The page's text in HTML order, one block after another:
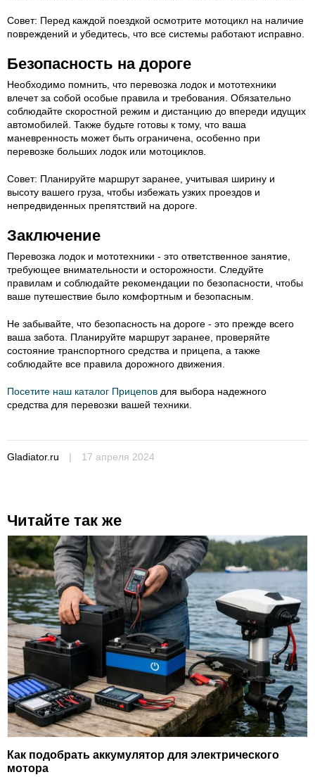
Совет: Перед каждой поездкой осмотрите мотоцикл на наличие
повреждений и убедитесь, что все системы работают исправно.
Безопасность на дороге
Необходимо помнить, что перевозка лодок и мототехники
влечет за собой особые правила и требования. Обязательно
соблюдайте скоростной режим и дистанцию до впереди идущих
автомобилей. Также будьте готовы к тому, что ваша
маневренность может быть ограничена, особенно при
перевозке больших лодок или мотоциклов.
Совет: Планируйте маршрут заранее, учитывая ширину и
высоту вашего груза, чтобы избежать узких проездов и
непредвиденных препятствий на дороге.
Заключение
Перевозка лодок и мототехники - это ответственное занятие,
требующее внимательности и осторожности. Следуйте
правилам и соблюдайте рекомендации по безопасности, чтобы
ваше путешествие было комфортным и безопасным.
Не забывайте, что безопасность на дороге - это прежде всего
ваша забота. Планируйте маршрут заранее, проверяйте
состояние транспортного средства и прицепа, а также
соблюдайте все правила дорожного движения.
Посетите наш каталог Прицепов для выбора надежного
средства для перевозки вашей техники.
Gladiator.ru | 17 апреля 2024
Читайте так же
Как подобрать аккумулятор для электрического
мотора